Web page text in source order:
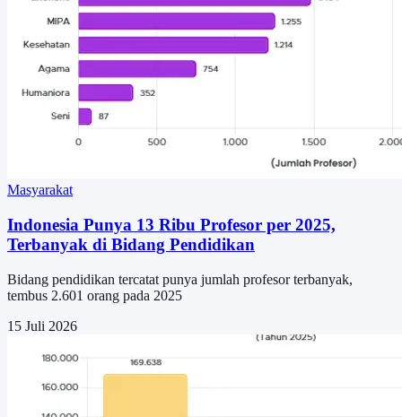
Masyarakat
Indonesia Punya 13 Ribu Profesor per 2025,
Terbanyak di Bidang Pendidikan
Bidang pendidikan tercatat punya jumlah profesor terbanyak,
tembus 2.601 orang pada 2025
15 Juli 2026